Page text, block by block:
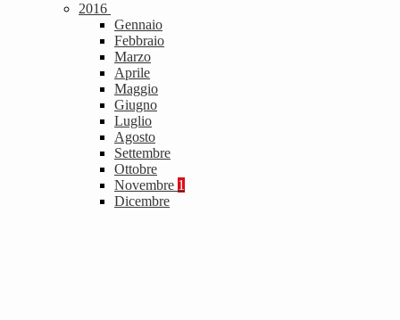
2016
Gennaio
Febbraio
Marzo
Aprile
Maggio
Giugno
Luglio
Agosto
Settembre
Ottobre
Novembre 1
Dicembre